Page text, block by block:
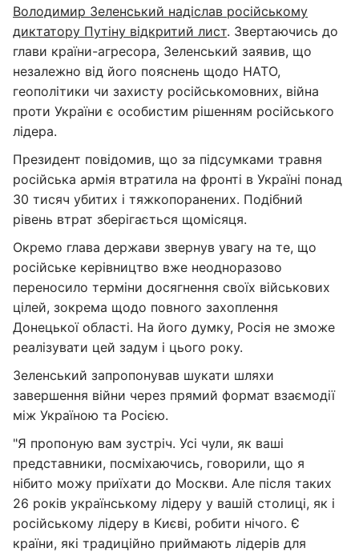
Володимир Зеленський надіслав російському
диктатору Путіну відкритий лист. Звертаючись до
глави країни-агресора, Зеленський заявив, що
незалежно від його пояснень щодо НАТО,
геополітики чи захисту російськомовних, війна
проти України є особистим рішенням російського
лідера.
Президент повідомив, що за підсумками травня
російська армія втратила на фронті в Україні понад
30 тисяч убитих і тяжкопоранених. Подібний
рівень втрат зберігається щомісяця.
Окремо глава держави звернув увагу на те, що
російське керівництво вже неодноразово
переносило терміни досягнення своїх військових
цілей, зокрема щодо повного захоплення
Донецької області. На його думку, Росія не зможе
реалізувати цей задум і цього року.
Зеленський запропонував шукати шляхи
завершення війни через прямий формат взаємодії
між Україною та Росією.
"Я пропоную вам зустріч. Усі чули, як ваші
представники, посміхаючись, говорили, що я
нібито можу приїхати до Москви. Але після таких
26 років українському лідеру у вашій столиці, як і
російському лідеру в Києві, робити нічого. Є
країни, які традиційно приймають лідерів для